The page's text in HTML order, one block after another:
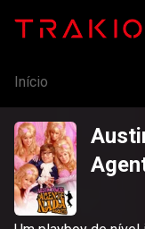
Início